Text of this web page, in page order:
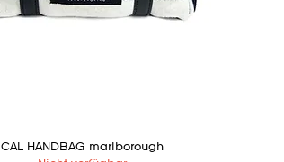
CAL HANDBAG marlborough